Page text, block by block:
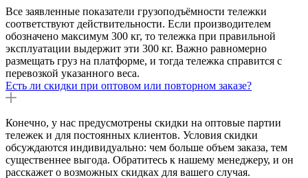
Все заявленные показатели грузоподъёмности тележки
соответствуют действительности. Если производителем
обозначено максимум 300 кг, то тележка при правильной
эксплуатации выдержит эти 300 кг. Важно равномерно
размещать груз на платформе, и тогда тележка справится с
перевозкой указанного веса.
Есть ли скидки при оптовом или повторном заказе?
Конечно, у нас предусмотрены скидки на оптовые партии
тележек и для постоянных клиентов. Условия скидки
обсуждаются индивидуально: чем больше объем заказа, тем
существеннее выгода. Обратитесь к нашему менеджеру, и он
расскажет о возможных скидках для вашего случая.